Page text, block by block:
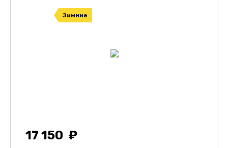
Зимние
17 150